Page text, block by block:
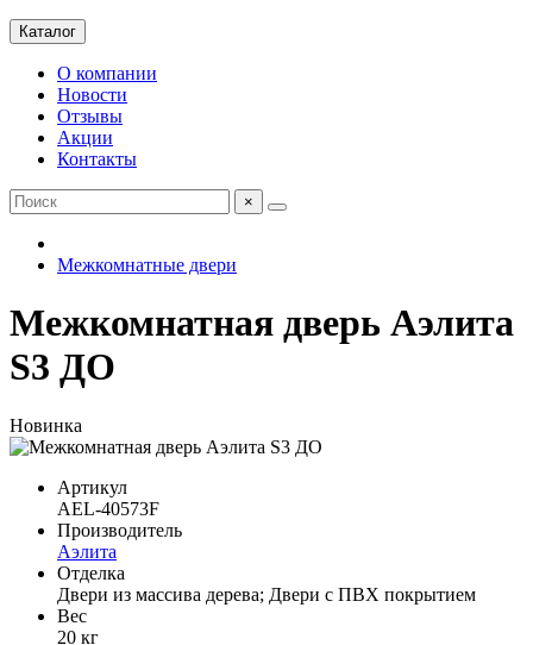
Каталог
О компании
Новости
Отзывы
Акции
Контакты
×
Межкомнатные двери
Межкомнатная дверь Аэлита
S3 ДО
Новинка
Артикул
AEL-40573F
Производитель
Аэлита
Отделка
Двери из массива дерева; Двери с ПВХ покрытием
Вес
20 кг